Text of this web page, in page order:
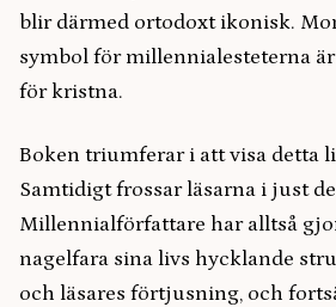
blir därmed ortodoxt ikonisk.
symbol för millennialesteterna
för kristna.
Boken triumferar i att visa detta
Samtidigt frossar läsarna i just
Millennialförfattare har alltså
nagelfara sina livs hycklande
och läsares förtjusning, och